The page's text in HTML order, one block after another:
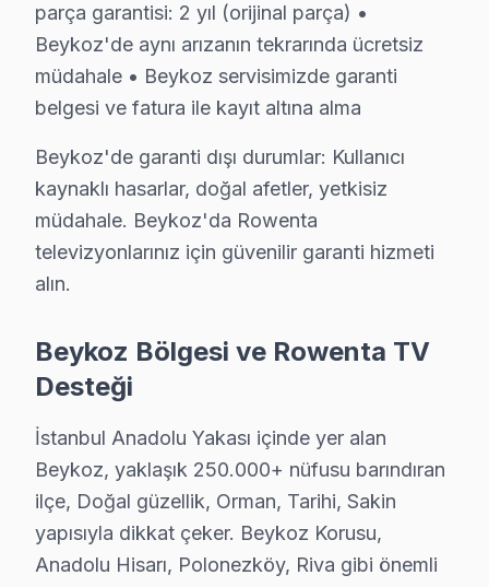
Beykoz'de Rowenta televizyon servisinde net
Beykoz, İstanbul'un köklü ilçelerinden biri olup bölgemizdeki
Beykoz Sahasından Rowenta Notları
Bugün Beykoz'den bir Rowenta UHD serisi geldi.
Rowenta televizyonunuz'ler, Beykoz’da genellikle
Beykoz’da yoğun trafik, özellikle saat 17:00-19:00
Beykoz bölgesinde Rowenta televizyonunuz'lerde
Panel Arızası
2.Anakart Problemleri: televizyonunuz
3.Güç Kartı Sorunları: televizyon açıldığında ses
4.
Backlight Sorunları
: Ekranın herhangi bir
5.
Yazılım Sorunları : televizyonunuz’nin otomatik
parça garantisi: 2 yıl (orijinal parça) •
Beykoz'de aynı arızanın tekrarında ücretsiz
müdahale • Beykoz servisimizde garanti
belgesi ve fatura ile kayıt altına alma
Beykoz'de garanti dışı durumlar: Kullanıcı
kaynaklı hasarlar, doğal afetler, yetkisiz
müdahale. Beykoz'da Rowenta
televizyonlarınız için güvenilir garanti hizmeti
alın.
Beykoz Bölgesi ve Rowenta TV
Desteği
İstanbul Anadolu Yakası içinde yer alan
Beykoz, yaklaşık 250.000+ nüfusu barındıran
ilçe, Doğal güzellik, Orman, Tarihi, Sakin
yapısıyla dikkat çeker. Beykoz Korusu,
Anadolu Hisarı, Polonezköy, Riva gibi önemli